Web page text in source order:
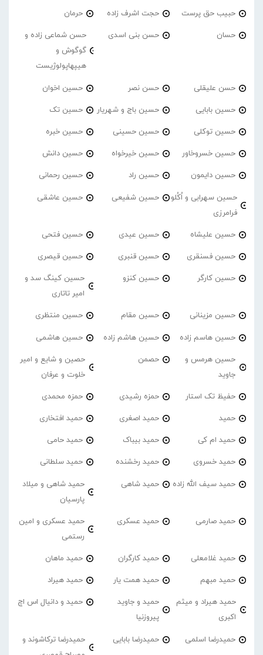
حبیب حق پرست حجت اشرف زاده حرمان
حسان حسن بنی اسدی
حسن شماعی زاده و
گوگوش و
هیپهاپولوژیست
حسن علیقلی حسن نصر حسین اخوان
حسین بابایی حسین باج و شهریار حسین تک
حسین توکلی حسین حسینی حسین خبره
حسین خسروخاور حسین خیرخواه حسین دانش
حسین دایمون حسین راد حسین رحمانی
حسین سهرابی و اُکُلو
فرامرزی
حسین شفیعی حسین عاشقی
حسین علیشاه حسین عیدی حسین فتحی
حسین فسنقری حسین قنبری حسین قیصری
حسین کارگر حسین کنزو
حسین کینگ سد و
امیر تاتاری
حسین مزینانی حسین مقام حسین منتظری
حسین هاسم زاده حسین هاشم زاده حسین هاشمی
حسین هرمس و
جاوید
حصمن
حصین و شایع و امیر
خلوت و عرفان
حفیظ تک استار حمزه رشیدی حمزه محمدی
حمید حمید اصغری حمید افتخاری
حمید ام کی حمید بیباک حمید حامی
حمید خسروی حمید رخشنده حمید سلطانی
حمید سیف الله زاده حمید شاهی
حمید شاهی و میلاد
پارسیان
حمید صارمی حمید عسکری
حمید عسکری و امین
رستمی
حمید غلامعلی حمید کارگران حمید ماهان
حمید مبهم حمید همت یار حمید هیراد
حمید هیراد و میثم
اکبری
حمید و جاوید
پیروزنیا
حمید و دانیال اس اچ
حمیدرضا اسلمی حمیدرضا بابایی
حمیدرضا ترکاشوند و